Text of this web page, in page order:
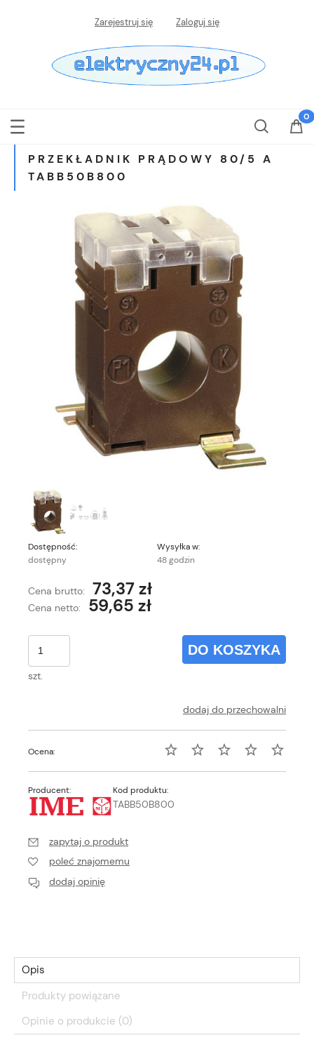
Zarejestruj się Zaloguj się
PRZEKŁADNIK PRĄDOWY 80/5 A
TABB50B800
Dostępność:
dostępny
Wysyłka w:
48 godzin
Cena brutto: 73,37 zł
Cena netto: 59,65 zł
szt.
DO KOSZYKA
dodaj do przechowalni
Ocena:
Producent: Kod produktu:
TABB50B800
zapytaj o produkt
poleć znajomemu
dodaj opinię
Opis
Produkty powiązane
Opinie o produkcie (0)